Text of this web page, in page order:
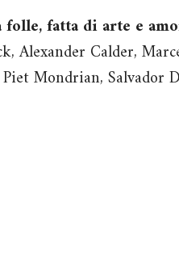
folle, fatta di arte e
Alexander Calder,
Mondrian, Salvador